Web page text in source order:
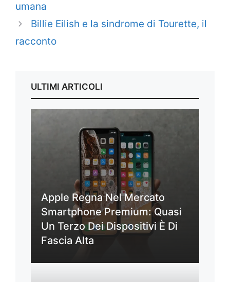
umana
Billie Eilish e la sindrome di Tourette, il
racconto
ULTIMI ARTICOLI
Apple Regna Nel Mercato
Smartphone Premium: Quasi
Un Terzo Dei Dispositivi È Di
Fascia Alta